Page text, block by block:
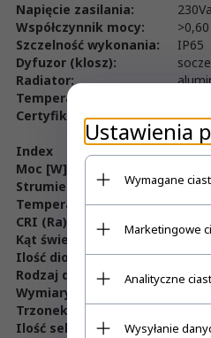
Napięcie zasilania:
Współczynnik mocy:
>0,60
Szczelność wykonania:
IP65
Dyfuzor (klosz):
Radiator:
Temperatura pracy:
Certyfikaty:
CE,
Index
Moc [W]
Strumień światła [lm]
Temperatura barwowa[K]
CRI (Ra)
Kąt świecenia
Ilość diod
Rodzaj diod
Wymiary Ø×L[mm]
Trzonek
Ilość sekcji
Ustawienia
Wymagane
Marketingowe
Analityczne
Wysyłanie